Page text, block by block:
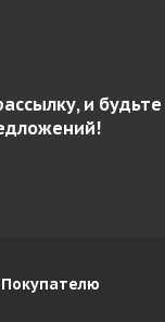
и будьте
Покупателю